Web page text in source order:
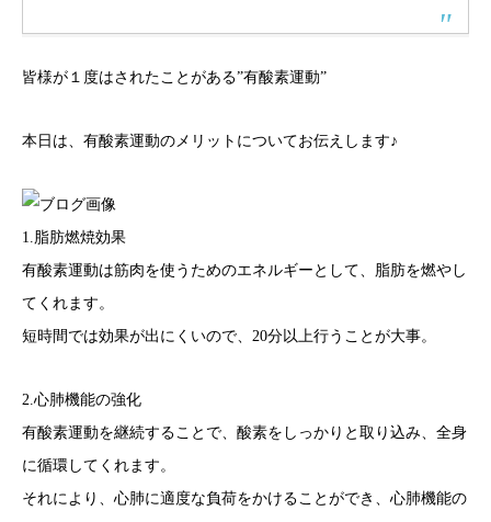
皆様が１度はされたことがある”有酸素運動”
本日は、有酸素運動のメリットについてお伝えします♪
1.脂肪燃焼効果
有酸素運動は筋肉を使うためのエネルギーとして、脂肪を燃やし
てくれます。
短時間では効果が出にくいので、20分以上行うことが大事。
2.心肺機能の強化
有酸素運動を継続することで、酸素をしっかりと取り込み、全身
に循環してくれます。
それにより、心肺に適度な負荷をかけることができ、心肺機能の